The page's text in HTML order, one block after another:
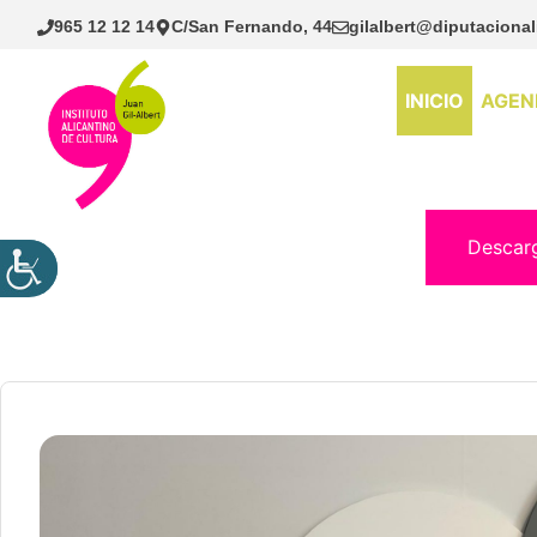
Saltar
965 12 12 14 C/San Fernando, 44
INICIO